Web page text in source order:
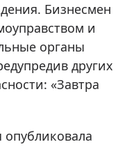
Бизнесмен
и
органы
других
«Завтра
опубликовала